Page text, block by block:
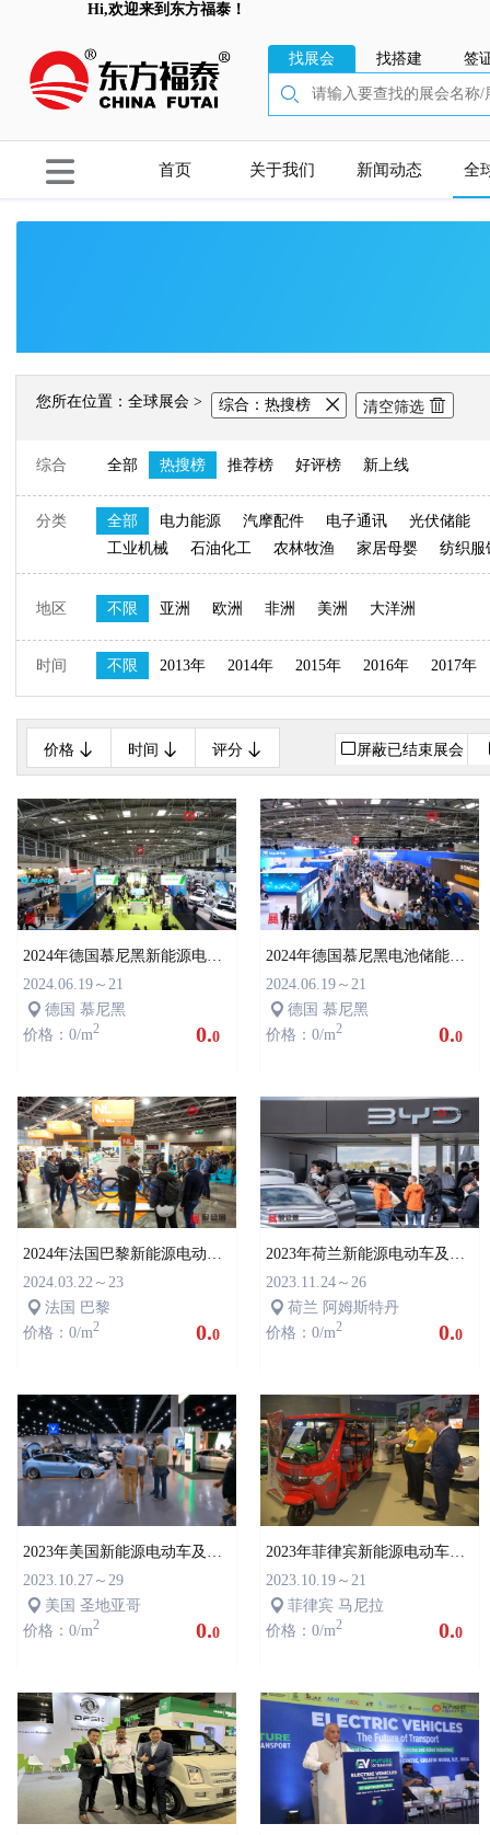
Hi,欢迎来到东方福泰！
找展会 找搭建 签
首页 关于我们 新闻动态 全
您所在位置：全球展会 > 综合： 热搜榜 清空筛选
综合 全部 热搜榜 推荐榜 好评榜 新上线
分类 全部 电力能源 汽摩配件 电子通讯
光伏储能
工业机械
石油化工 农林牧渔 家居母婴
纺织服
印刷包装
教育设计 绿色环保 乐器音响
古玩字
地区
不限 亚洲 欧洲 非洲 美洲 大洋洲
时间 不限 2013年 2014年 2015年 2016年 2017年
价格 时间 评分 屏蔽已结束展会
2024年德国慕尼黑新能源电动车及充电桩展Power2Drive Europe 2024
2024.06.19～21
德国 慕尼黑
价格：0/m2 0.0
2024年德国慕尼黑电池储能展览会EES Europe 2024
2024.06.19～21
德国 慕尼黑
价格：0/m2 0.0
2024年法国巴黎新能源电动车及充电桩展AMWE
2024.03.22～23
法国 巴黎
价格：0/m2 0.0
2023年荷兰新能源电动车及充电桩展FCL
2023.11.24～26
荷兰 阿姆斯特丹
价格：0/m2 0.0
2023年美国新能源电动车及充电桩展FCL
2023.10.27～29
美国 圣地亚哥
价格：0/m2 0.0
2023年菲律宾新能源电动车及充电桩展EVAP
2023.10.19～21
菲律宾 马尼拉
价格：0/m2 0.0